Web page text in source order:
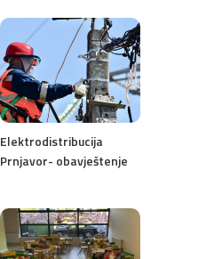
Elektrodistribucija
Prnjavor- obavještenje